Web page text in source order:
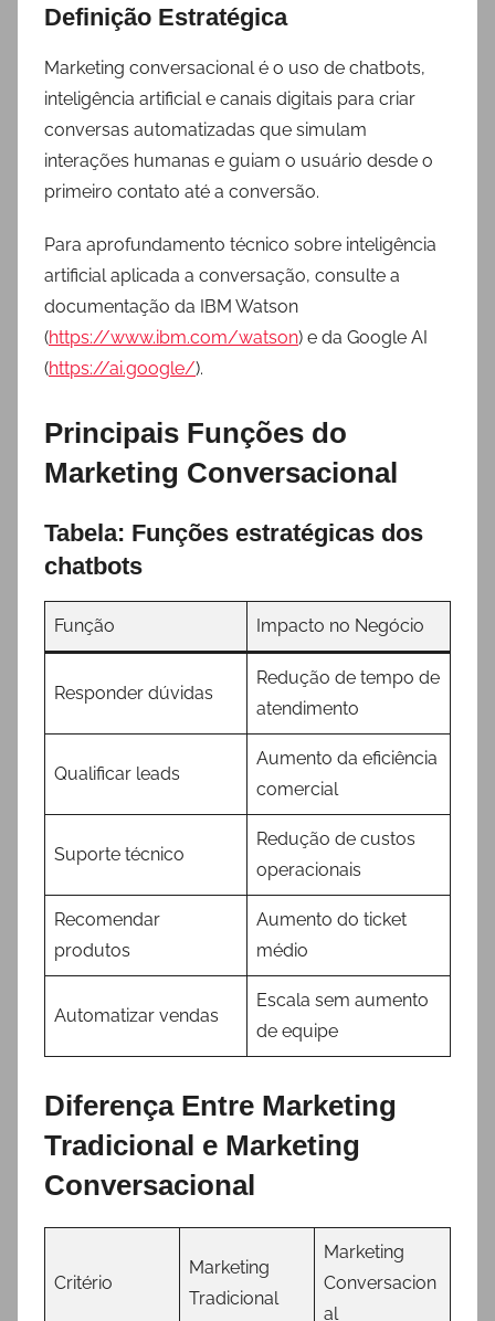
Definição Estratégica
Marketing conversacional é o uso de chatbots,
inteligência artificial e canais digitais para criar
conversas automatizadas que simulam
interações humanas e guiam o usuário desde o
primeiro contato até a conversão.
Para aprofundamento técnico sobre inteligência
artificial aplicada a conversação, consulte a
documentação da IBM Watson
(https://www.ibm.com/watson) e da Google AI
(https://ai.google/).
Principais Funções do
Marketing Conversacional
Tabela: Funções estratégicas dos
chatbots
Função Impacto no Negócio
Responder dúvidas
Redução de tempo de
atendimento
Qualificar leads
Aumento da eficiência
comercial
Suporte técnico
Redução de custos
operacionais
Recomendar
produtos
Aumento do ticket
médio
Automatizar vendas
Escala sem aumento
de equipe
Diferença Entre Marketing
Tradicional e Marketing
Conversacional
Critério
Marketing
Tradicional
Marketing
Conversacion
al